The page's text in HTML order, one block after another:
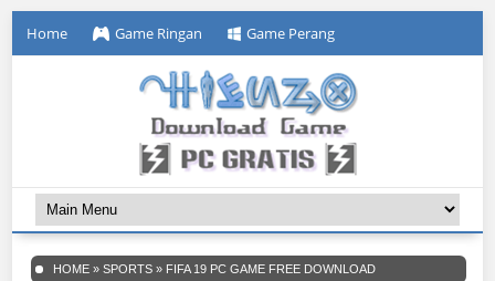
Home Game Ringan Game Perang
HOME »SPORTS » FIFA 19 PC GAME FREE DOWNLOAD